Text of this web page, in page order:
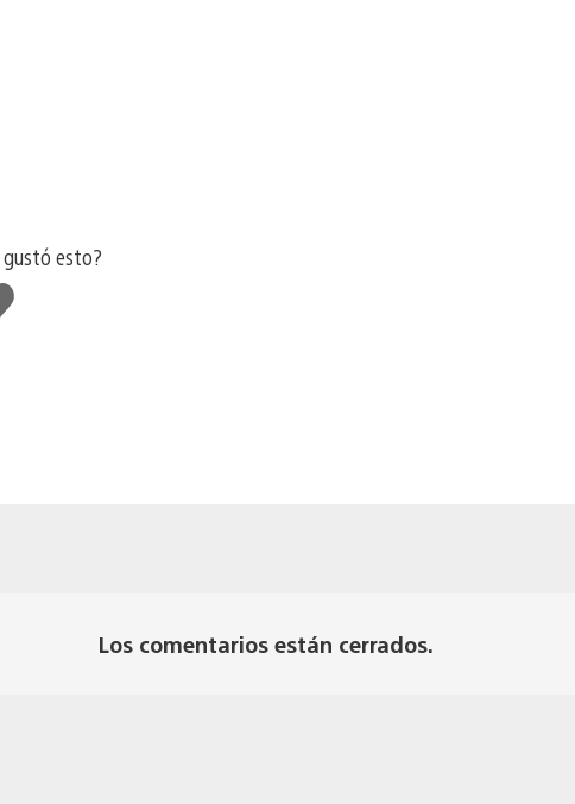
gustó esto?
Los comentarios están cerrados.